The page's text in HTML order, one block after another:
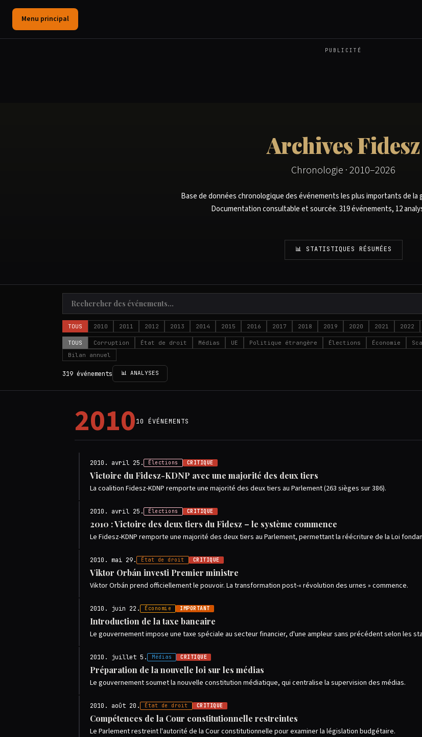
Menu principal
PUBLICITÉ
Archives Fidesz
Chronologie · 2010–2026
Base de données chronologique des événements les plus importants de la
Documentation consultable et sourcée. 319 événements, 12
📊 STATISTIQUES RÉSUMÉES
TOUS 2010 2011 2012 2013 2014 2015 2016 2017 2018 2019 2020 2021 2022
TOUS Corruption État de droit Médias UE Politique étrangère Élections Économie
Bilan annuel
319 événements 📊 ANALYSES
201010 ÉVÉNEMENTS
2010. avril 25. Élections CRITIQUE
Victoire du Fidesz-KDNP avec une majorité des deux tiers
La coalition Fidesz-KDNP remporte une majorité des deux tiers au Parlement (263 sièges sur 386).
2010. avril 25. Élections CRITIQUE
2010 : Victoire des deux tiers du Fidesz – le système commence
Le Fidesz-KDNP remporte une majorité des deux tiers au Parlement, permettant la réécriture de la Loi
2010. mai 29. État de droit CRITIQUE
Viktor Orbán investi Premier ministre
Viktor Orbán prend officiellement le pouvoir. La transformation post-« révolution des urnes » commence.
2010. juin 22. Économie IMPORTANT
Introduction de la taxe bancaire
Le gouvernement impose une taxe spéciale au secteur financier, d'une ampleur sans précédent selon les
2010. juillet 5. Médias CRITIQUE
Préparation de la nouvelle loi sur les médias
Le gouvernement soumet la nouvelle constitution médiatique, qui centralise la supervision des médias.
2010. août 20. État de droit CRITIQUE
Compétences de la Cour constitutionnelle restreintes
Le Parlement restreint l'autorité de la Cour constitutionnelle pour examiner la législation budgétaire.